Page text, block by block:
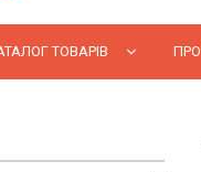
ТОВАРІВ